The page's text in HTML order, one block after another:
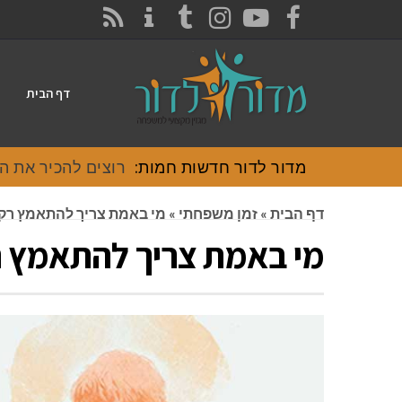
FACEBOOK
YOUTUBE
INSTAGRAM
TUMBLR
דף הבית
מדור לדור חדשות חמות: רוצים להכיר את
דף הבית » זמן משפחתי » מי באמת צריך להתאמץ
מי באמת צריך להתאמץ